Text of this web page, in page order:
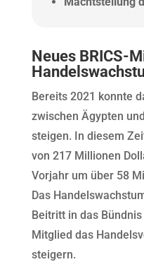
Neues BRICS-
Bereits 2021 konnte
zwischen Ägypten
steigen. In diesem
von 217 Millionen
Vorjahr um über 58
Das
Beitritt in das
Mitglied das
steigern.